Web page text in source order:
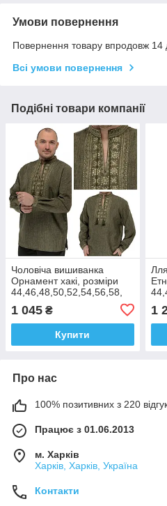
Умови повернення
Повернення товару впродовж 14
Всі умови повернення
Подібні товари компанії
Чоловіча вишиванка
Орнамент хакі, розміри
44,46,48,50,52,54,56,58,
1 045 ₴
Купити
1
Про нас
100% позитивних з 220
Працює з 01.06.2013
м. Харків
Харків, Харків, Україна
Контакти